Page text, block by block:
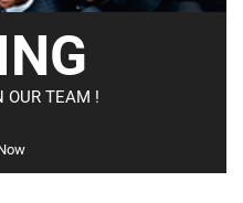
OUR TEAM !